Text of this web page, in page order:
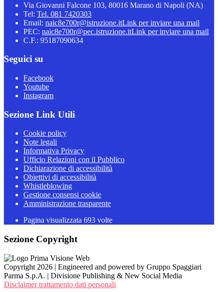
Via Giovanni Falcone 103, 80016 Marano di Napoli (NA)
Tel: Tel. 081 7420303
Email: naic8e700r@istruzione.itLink per inviare una mail
PEC: naic8e700r@pec.istruzione.itLink per inviare una mail
C.F.: 95187090634
Seguici su
Facebook
Youtube
Instagram
Sezione Link Utili
Cookie policy
Note legali
Informativa Privacy
Ufficio Relazioni con il Pubblico
Dichiarazione di accessibilità
Obiettivi di accessibilità
Whistleblowing
Gestione consensi cookie
Amministrazione trasparente
Pagina visualizzata 693 volte
Sezione Copyright
Copyright 2026 | Engineered and powered by Gruppo Spaggiari
Parma S.p.A. | Divisione Publishing & New Social Media
Disclaimer trattamento dati personali